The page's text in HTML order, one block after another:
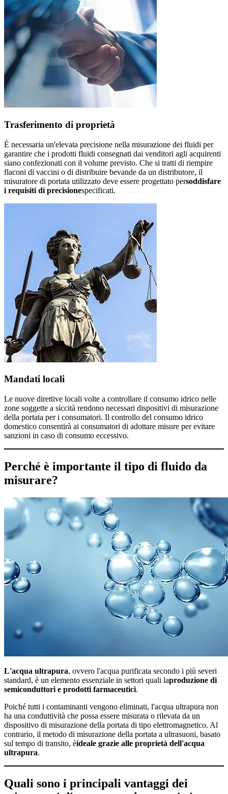
Trasferimento di proprietà
È necessaria un'elevata precisione nella misurazione dei fluidi per
garantire che i prodotti fluidi consegnati dai venditori agli acquirenti
siano confezionati con il volume previsto. Che si tratti di riempire
flaconi di vaccini o di distribuire bevande da un distributore, il
misuratore di portata utilizzato deve essere progettato persoddisfare
i requisiti di precisionespecificati.
Mandati locali
Le nuove direttive locali volte a controllare il consumo idrico nelle
zone soggette a siccità rendono necessari dispositivi di misurazione
della portata per i consumatori. Il controllo del consumo idrico
domestico consentirà ai consumatori di adottare misure per evitare
sanzioni in caso di consumo eccessivo.
Perché è importante il tipo di fluido da
misurare?
L'acqua ultrapura, ovvero l'acqua purificata secondo i più severi
standard, è un elemento essenziale in settori quali laproduzione di
semiconduttori e prodotti farmaceutici.
Poiché tutti i contaminanti vengono eliminati, l'acqua ultrapura non
ha una conduttività che possa essere misurata o rilevata da un
dispositivo di misurazione della portata di tipo elettromagnetico. Al
contrario, il metodo di misurazione della portata a ultrasuoni, basato
sul tempo di transito, èideale grazie alle proprietà dell'acqua
ultrapura.
Quali sono i principali vantaggi dei